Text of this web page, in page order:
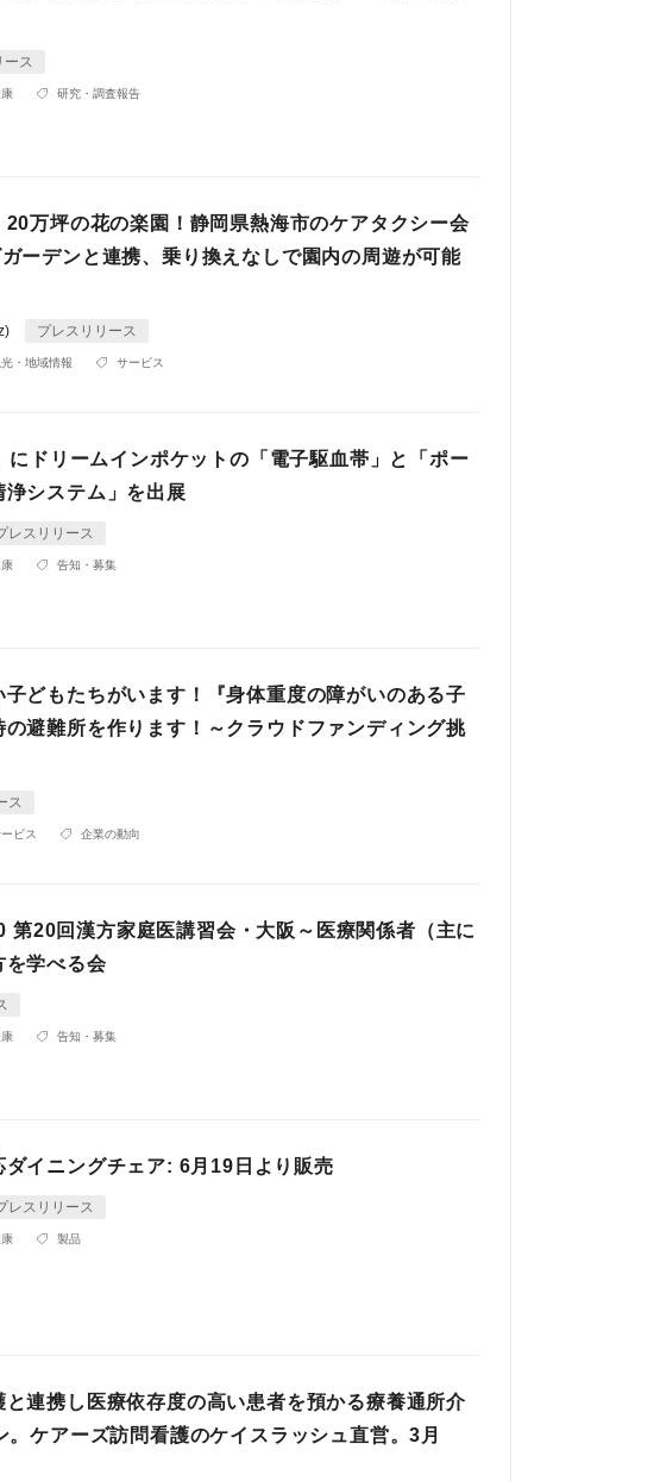
ース
研究・調査報告
万坪の花の楽園！静岡県熱海市のケアタクシー会
ーデンと連携、乗り換えなしで園内の周遊が可能
プレスリリース
・地域情報 サービス
にドリームインポケットの「電子駆血帯」と「ポー
システム」を出展
レスリリース
告知・募集
どもたちがいます！『身体重度の障がいのある子
避難所を作ります！～クラウドファンディング挑
ス
ビス 企業の動向
第20回漢方家庭医講習会・大阪～医療関係者（主に
を学べる会
告知・募集
イニングチェア: 6月19日より販売
レスリリース
製品
連携し医療依存度の高い患者を預かる療養通所介
ケアーズ訪問看護のケイスラッシュ直営。3月